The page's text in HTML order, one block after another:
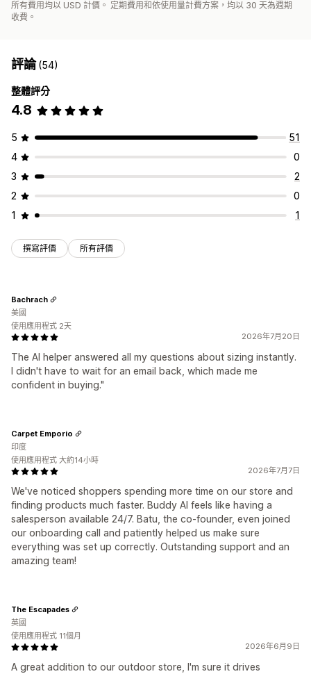
所有費用均以 USD 計價。 定期費用和依使用量計費方案，均以 30 天為週期
收費。
評論(54)
整體評分
4.8
5
51
4
0
3
2
2
0
1
1
撰寫評價 所有評價
2026年7月20日
The AI helper answered all my questions about sizing instantly.
I didn't have to wait for an email back, which made me
confident in buying."
Bachrach
美國
使用應用程式 2天
2026年7月7日
We've noticed shoppers spending more time on our store and
finding products much faster. Buddy AI feels like having a
salesperson available 24/7. Batu, the co-founder, even joined
our onboarding call and patiently helped us make sure
everything was set up correctly. Outstanding support and an
amazing team!
Carpet Emporio
印度
使用應用程式 大約14小時
2026年6月9日
A great addition to our outdoor store, I'm sure it drives
The Escapades
英國
使用應用程式 11個月